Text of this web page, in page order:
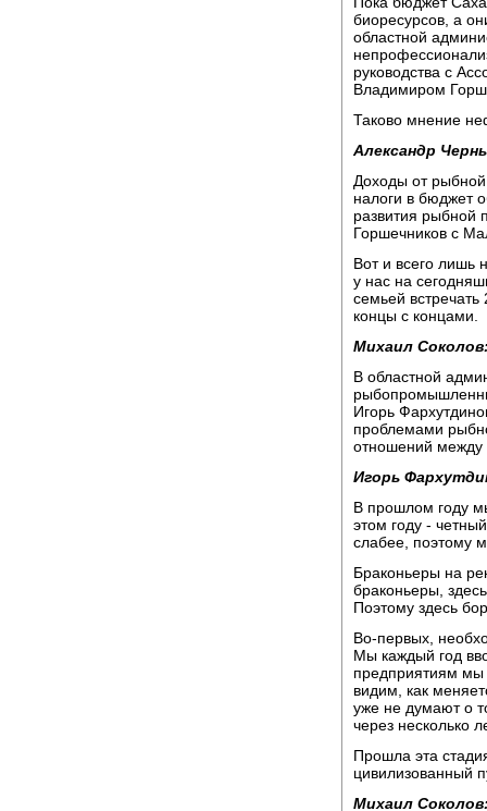
биоресурсов, а
областной
руководства с
Владимиром
Таково мнение
Александр
Доходы от
налоги в бюджет
развития рыбной
Горшечников с
Вот и всего лишь
у нас на
семьей
концы с концами.
Михаил
В областной
Игорь
проблемами
отношений между
Игорь
В прошлом году
этом году -
слабее, поэтому
Браконьеры на
браконьеры,
Поэтому здесь
Во-первых,
Мы каждый год
предприятиям мы
видим, как
уже не думают о
через несколько
Прошла эта
цивилизованный
Михаил